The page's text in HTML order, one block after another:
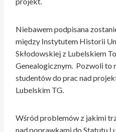
Niebawem podpisana
między Instytutem Historii
Skłodowskiej z Lubelskiem
Genealogicznym. Pozwoli to
studentów do prac nad
Lubelskim TG.
Wśród problemów z jakimi
nad poprawkami do Statutu